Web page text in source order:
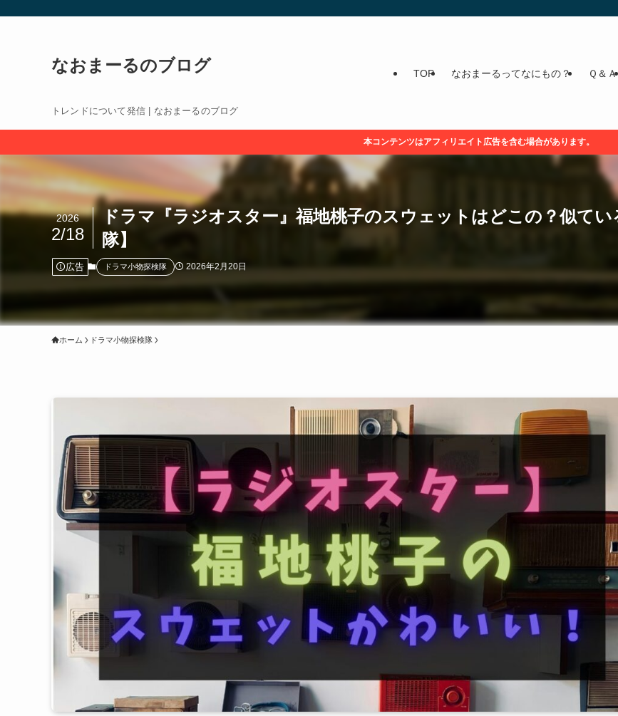
なおまーるのブログ
トレンドについて発信 | なおまーるのブログ
TOP なおまーるってなにもの？ Ｑ＆Ａ
本コンテンツはアフィリエイト広告を含む場合があります。
ドラマ『ラジオスター』福地桃子のスウェットはどこの？似て
隊】
2026
2/18
広告 ドラマ小物探検隊 2026年2月20日
ホーム ドラマ小物探検隊